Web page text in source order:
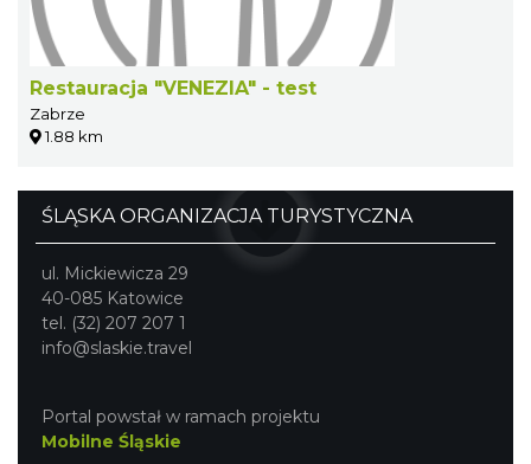
Restauracja "VENEZIA" - test
Zabrze
1.88 km
ŚLĄSKA ORGANIZACJA TURYSTYCZNA
ul. Mickiewicza 29
40-085 Katowice
tel. (32) 207 207 1
info@slaskie.travel
Portal powstał w ramach projektu
Mobilne Śląskie